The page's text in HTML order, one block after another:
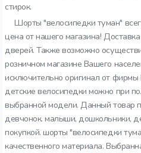
стирок.
Шорты "велосипедки туман"
цена от нашего магазина!
дверей. Также возможно
розничном магазине Вашего
исключительно оригинал от фирмы
детские велосипедки можно при
выбранной модели. Данный товар
девчонок. малыши, дошкольники,
покупкой. шорты "велосипедки
качественного материала.